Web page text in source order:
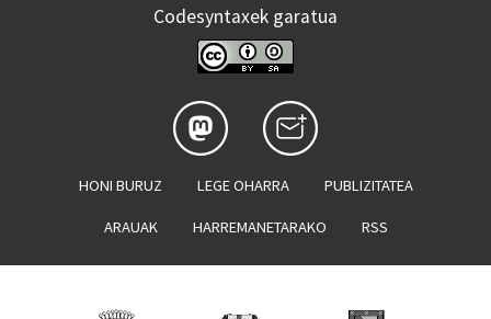
Codesyntaxek garatua
HONI BURUZ LEGE OHARRA PUBLIZITATEA
ARAUAK HARREMANETARAKO RSS